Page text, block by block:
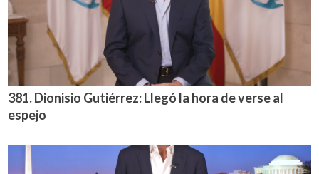
381. Dionisio Gutiérrez: Llegó la hora de verse al
espejo